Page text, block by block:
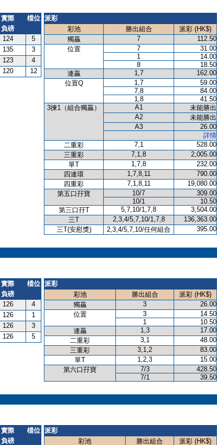
實際
負磅
檔位
124
5
135
3
123
4
120 12
派彩
彩池
勝出組合
派彩 (HK$)
獨贏
7
112.50
位置
7
31.00
1
14.00
8
18.50
連贏
1,7
162.00
位置Q
1,7
59.00
7,8
84.00
1,8
41.50
3揀1（組合獨贏）
A1
未能勝出
A2
未能勝出
A3
26.00
詳情
二重彩
7,1
528.00
三重彩
7,1,8
2,005.00
單T
1,7,8
232.00
四連環
1,7,8,11
790.00
四重彩
7,1,8,11
19,080.00
第五口孖寶
10/7
309.00
10/1
10.50
第三口孖T
5,7,10/1,7,8
3,504.00
三T
2,3,4/5,7,10/1,7,8
136,363.00
三T(安慰獎)
2,3,4/5,7,10/任何組合 395.00
實際
負磅
檔位
126
4
126
1
126
3
126 5
派彩
彩池
勝出組合
派彩 (HK$)
獨贏
3
26.00
位置
3
14.50
1
10.50
連贏
1,3
17.00
二重彩
3,1
48.00
三重彩
3,1,2
83.00
單T
1,2,3
15.00
第六口孖寶
7/3
428.50
7/1
39.50
實際
負磅
檔位 派彩
彩池
勝出組合 派彩 (HK$)